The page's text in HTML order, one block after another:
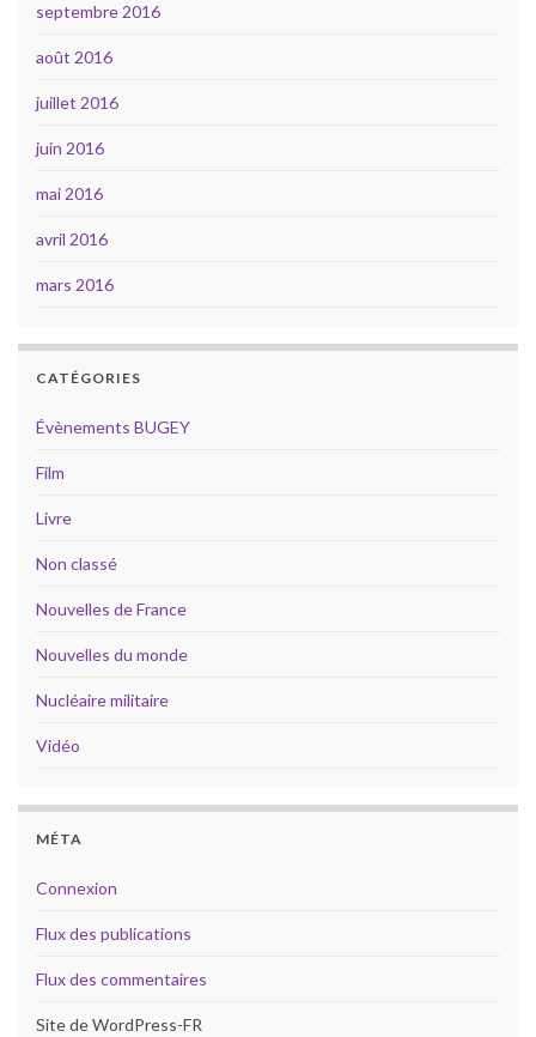
septembre 2016
août 2016
juillet 2016
juin 2016
mai 2016
avril 2016
mars 2016
CATÉGORIES
Évènements BUGEY
Film
Livre
Non classé
Nouvelles de France
Nouvelles du monde
Nucléaire militaire
Vidéo
MÉTA
Connexion
Flux des publications
Flux des commentaires
Site de WordPress-FR